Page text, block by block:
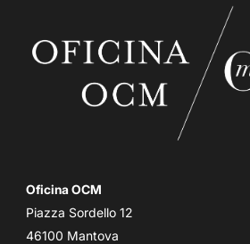
Oficina OCM
Piazza Sordello 12
46100 Mantova